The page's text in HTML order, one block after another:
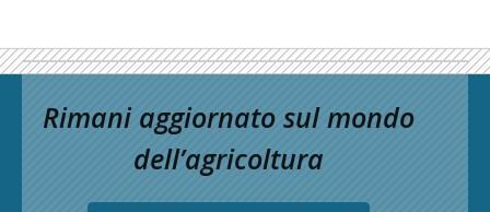
Rimani aggiornato sul mondo
dell’agricoltura